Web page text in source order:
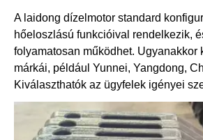
A laidong dízelmotor standard
hőeloszlású funkcióival rendelkezik,
folyamatosan működhet. Ugyanakkor
márkái, például Yunnei, Yangdong,
Kiválaszthatók az ügyfelek igényei